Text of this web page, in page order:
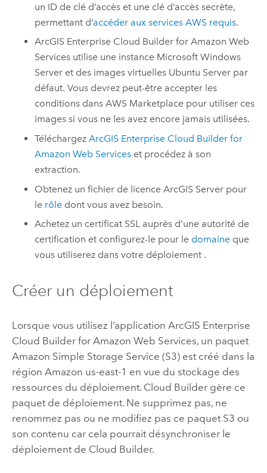
un ID de clé d’accès et une clé d’accès secrète,
permettant d’accéder aux servicesAWS requis.
ArcGIS Enterprise Cloud Builder for Amazon Web
Services utilise une instance Microsoft Windows
Server et des images virtuelles Ubuntu Server par
défaut. Vous devrez peut-être accepter les
conditions dansAWS Marketplace pour utiliser ces
images si vous ne les avez encore jamais utilisées.
TéléchargezArcGIS Enterprise Cloud Builder for
Amazon Web Services et procédez à son
extraction.
Obtenez un fichier de licenceArcGIS Server pour
le rôle dont vous avez besoin.
Achetez un certificat SSL auprès d’une autorité de
certification et configurez-le pour le domaine que
vous utiliserez dans votre déploiement .
Créer un déploiement
Lorsque vous utilisez l’application ArcGIS Enterprise
Cloud Builder for Amazon Web Services, un paquet
Amazon Simple Storage Service (S3)est créé dans la
région Amazon us-east-1 en vue du stockage des
ressources du déploiement. Cloud Buildergère ce
paquet de déploiement. Ne supprimez pas, ne
renommez pas ou ne modifiez pas ce paquet S3 ou
son contenu car cela pourrait désynchroniser le
déploiement de Cloud Builder.